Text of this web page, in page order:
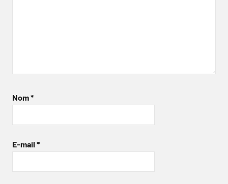
Nom*
E-mail *